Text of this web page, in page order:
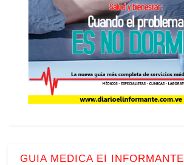
GUIA MEDICA EI INFORMANTE